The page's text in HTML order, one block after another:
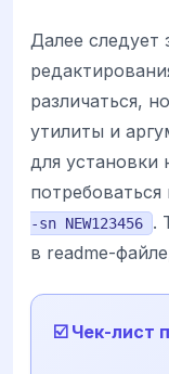
Далее следует
различаться,
утилиты и
для
-sn NEW123456
.
в readme-
☑️ Чек-лист